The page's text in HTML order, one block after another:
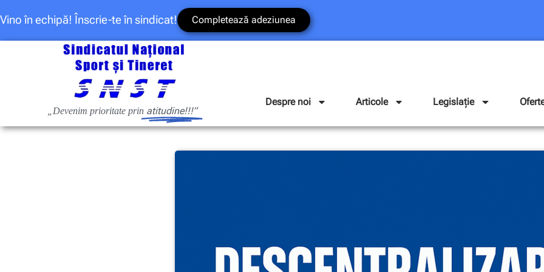
Vino în echipă! Înscrie-te în sindicat! Completează adeziunea
„Devenim prioritate prin atitudine!!!”
Despre noi Articole Legislație